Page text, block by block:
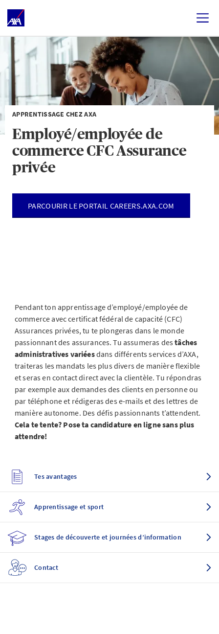
APPRENTISSAGE CHEZ AXA
Employé/employée de
commerce CFC Assurance
privée
PARCOURIR LE PORTAIL CAREERS.AXA.COM
Pendant ton apprentissage d’employé/employée de
commerce avec certificat fédéral de capacité (CFC)
Assurances privées, tu te plongeras dans le monde
passionnant des assurances. Tu assumeras destâches
administratives variéesdans différents services d’AXA,
traiteras les mandats les plus divers de manière flexible
et seras en contact direct avec la clientèle. Tu répondras
par exemple aux demandes des clients en personne ou
par téléphone et rédigeras des e-mails et des lettres de
manière autonome. Des défis passionnants t’attendent.
Cela te tente? Pose ta candidature en ligne sans plus
attendre!
Tes avantages
Apprentissage et sport
Stages de découverte et journées d’information
Contact